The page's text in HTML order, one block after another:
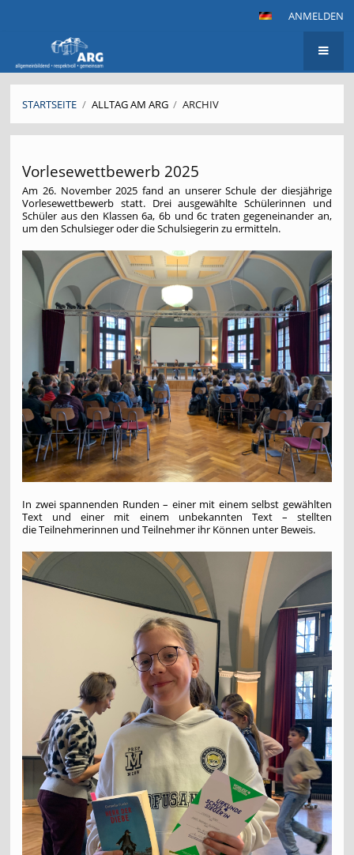
ANMELDEN
STARTSEITE / ALLTAG AM ARG / ARCHIV
Vorlesewettbewerb 2025
Am 26. November 2025 fand an unserer Schule der diesjährige
Vorlesewettbewerb statt. Drei ausgewählte Schülerinnen und
Schüler aus den Klassen 6a, 6b und 6c traten gegeneinander an,
um den Schulsieger oder die Schulsiegerin zu ermitteln.
In zwei spannenden Runden – einer mit einem selbst gewählten
Text und einer mit einem unbekannten Text – stellten
die Teilnehmerinnen und Teilnehmer ihr Können unter Beweis.